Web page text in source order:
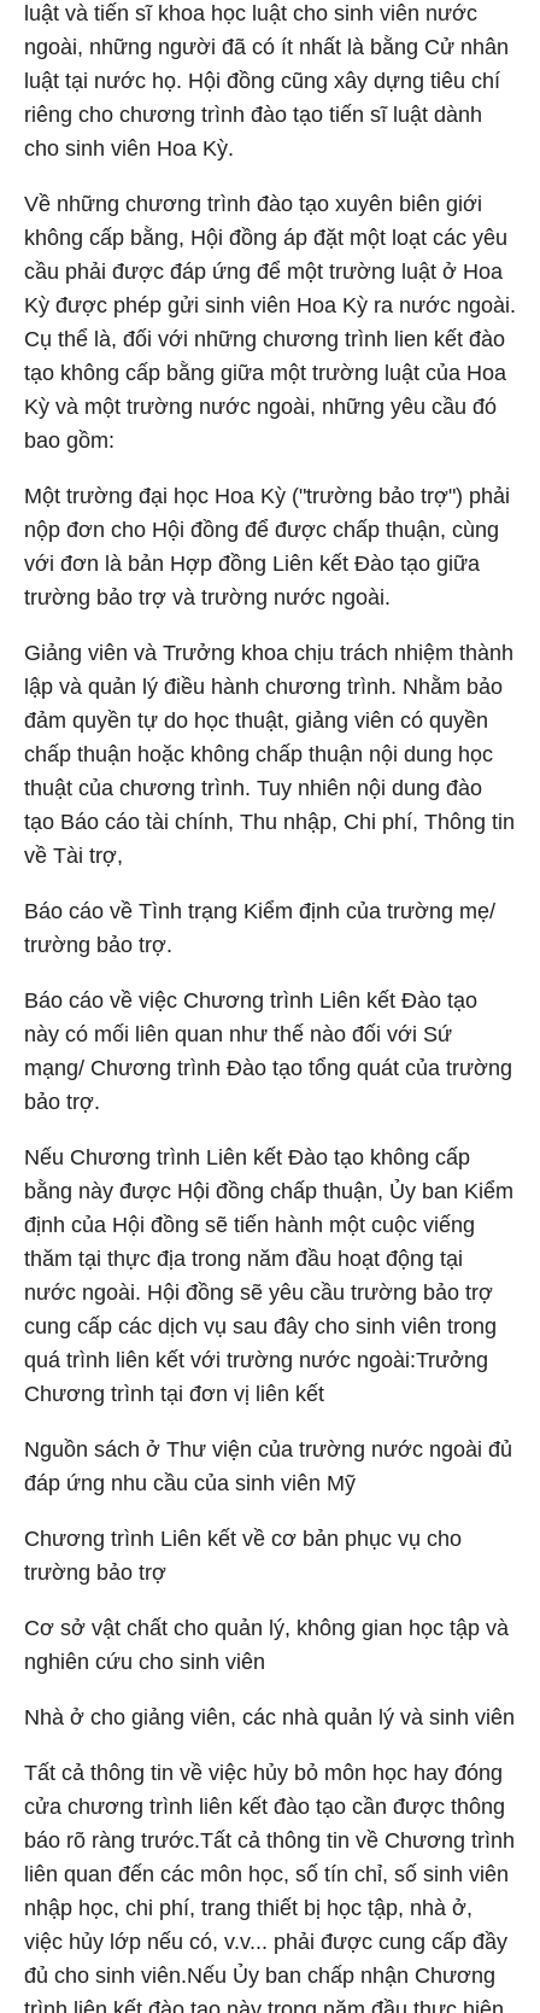
luật và tiến sĩ khoa học luật cho sinh viên nước
ngoài, những người đã có ít nhất là bằng Cử nhân
luật tại nước họ. Hội đồng cũng xây dựng tiêu chí
riêng cho chương trình đào tạo tiến sĩ luật dành
cho sinh viên Hoa Kỳ.
Về những chương trình đào tạo xuyên biên giới
không cấp bằng, Hội đồng áp đặt một loạt các yêu
cầu phải được đáp ứng để một trường luật ở Hoa
Kỳ được phép gửi sinh viên Hoa Kỳ ra nước ngoài.
Cụ thể là, đối với những chương trình lien kết đào
tạo không cấp bằng giữa một trường luật của Hoa
Kỳ và một trường nước ngoài, những yêu cầu đó
bao gồm:
Một trường đại học Hoa Kỳ ("trường bảo trợ") phải
nộp đơn cho Hội đồng để được chấp thuận, cùng
với đơn là bản Hợp đồng Liên kết Đào tạo giữa
trường bảo trợ và trường nước ngoài.
Giảng viên và Trưởng khoa chịu trách nhiệm thành
lập và quản lý điều hành chương trình. Nhằm bảo
đảm quyền tự do học thuật, giảng viên có quyền
chấp thuận hoặc không chấp thuận nội dung học
thuật của chương trình. Tuy nhiên nội dung đào
tạo Báo cáo tài chính, Thu nhập, Chi phí, Thông tin
về Tài trợ,
Báo cáo về Tình trạng Kiểm định của trường mẹ/
trường bảo trợ.
Báo cáo về việc Chương trình Liên kết Đào tạo
này có mối liên quan như thế nào đối với Sứ
mạng/ Chương trình Đào tạo tổng quát của trường
bảo trợ.
Nếu Chương trình Liên kết Đào tạo không cấp
bằng này được Hội đồng chấp thuận, Ủy ban Kiểm
định của Hội đồng sẽ tiến hành một cuộc viếng
thăm tại thực địa trong năm đầu hoạt động tại
nước ngoài. Hội đồng sẽ yêu cầu trường bảo trợ
cung cấp các dịch vụ sau đây cho sinh viên trong
quá trình liên kết với trường nước ngoài:Trưởng
Chương trình tại đơn vị liên kết
Nguồn sách ở Thư viện của trường nước ngoài đủ
đáp ứng nhu cầu của sinh viên Mỹ
Chương trình Liên kết về cơ bản phục vụ cho
trường bảo trợ
Cơ sở vật chất cho quản lý, không gian học tập và
nghiên cứu cho sinh viên
Nhà ở cho giảng viên, các nhà quản lý và sinh viên
Tất cả thông tin về việc hủy bỏ môn học hay đóng
cửa chương trình liên kết đào tạo cần được thông
báo rõ ràng trước.Tất cả thông tin về Chương trình
liên quan đến các môn học, số tín chỉ, số sinh viên
nhập học, chi phí, trang thiết bị học tập, nhà ở,
việc hủy lớp nếu có, v.v... phải được cung cấp đầy
đủ cho sinh viên.Nếu Ủy ban chấp nhận Chương